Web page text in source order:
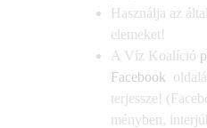
Hasz­nál­ja az
elemeket!
A Víz Koa­lí­ció
Face­book
ter­jessze!
mény­ben,